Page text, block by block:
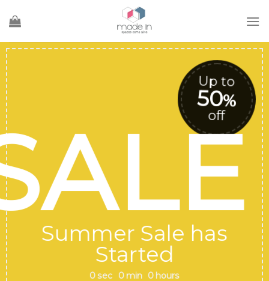
Up to
50%
off
Summer Sale has
Started
0 hours
0 min
0sec